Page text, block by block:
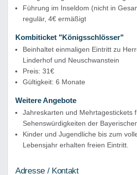
Führung im Inseldom (nicht in
regulär, 4€ ermäßigt
Kombiticket "Königsschlösser"
Beinhaltet einmaligen Eintritt zu
Linderhof und Neuschwanstein
Preis: 31€
Gültigkeit: 6 Monate
Weitere Angebote
Jahreskarten und Mehrtagestickets
Sehenswürdigkeiten der
Kinder und Jugendliche bis zum
Lebensjahr erhalten freien Eintritt.
Adresse / Kontakt